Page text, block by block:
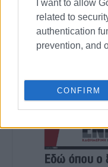
I want to allow
related to
authentication
prevention, and
CONFIRM
Ακολουθήστε το